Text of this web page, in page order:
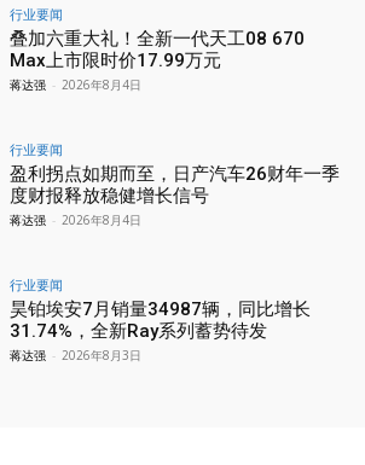
行业要闻
叠加六重大礼！全新一代天工08 670
Max上市限时价17.99万元
蒋达强 - 2026年8月4日
行业要闻
盈利拐点如期而至，日产汽车26财年一季
度财报释放稳健增长信号
蒋达强 - 2026年8月4日
行业要闻
昊铂埃安7月销量34987辆，同比增长
31.74%，全新Ray系列蓄势待发
蒋达强 - 2026年8月3日